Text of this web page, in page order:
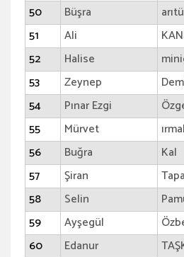
50
Büşra
51
Ali
52
Halise
53
Zeynep
54
Pınar Ezgi
55
Mürvet
56
Buğra
Kal
57
Şiran
58
Selin
59
Ayşegül
60
Edanur